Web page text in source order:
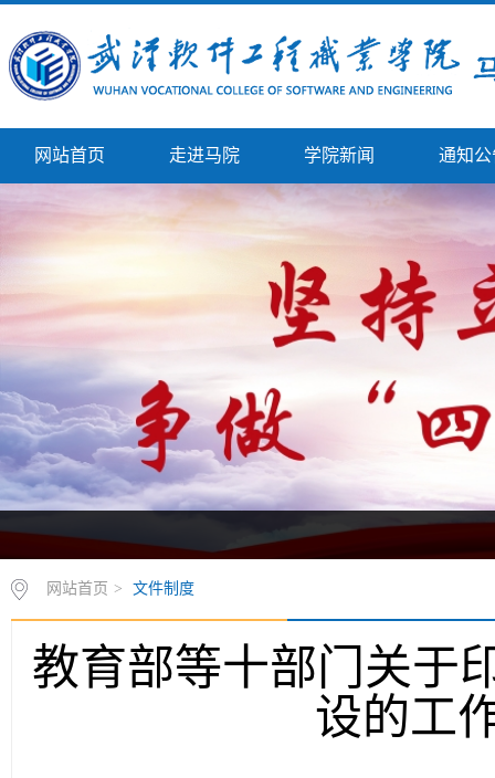
网站首页 走进马院 学院新闻 通知公
网站首页 > 文件制度
教育部等十部门关于
设的工